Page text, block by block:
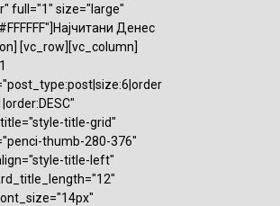
full="1" size="large"
Денес
[vc_row][vc_column]
title-grid"
thumb-280-376"
title-left"